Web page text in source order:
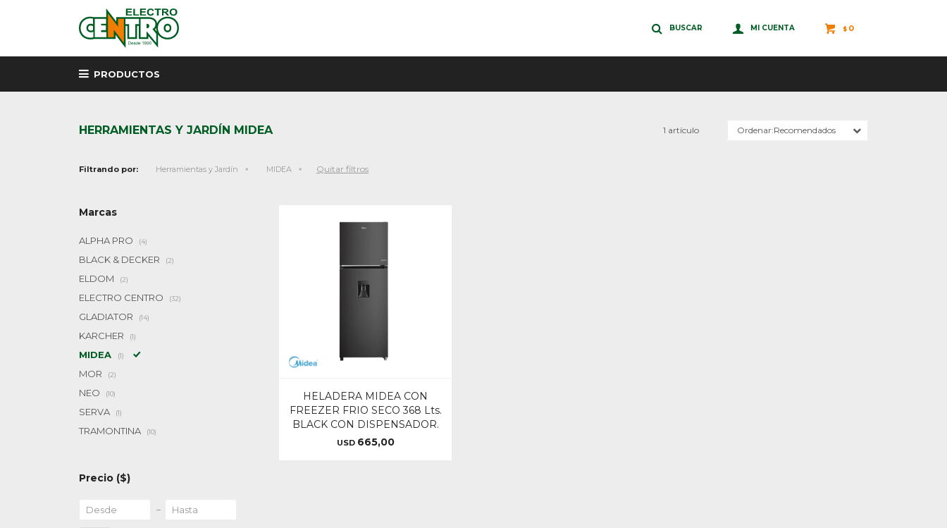
PRODUCTOS
$ 0
HERRAMIENTAS Y JARDÍN MIDEA 1 artículo Recomendados
Filtrando por: Herramientas y Jardín MIDEA Quitar filtros
HELADERA MIDEA CON
FREEZER FRIO SECO 368 Lts.
BLACK CON DISPENSADOR.
USD 665,00
Marcas
ALPHA PRO (4)
BLACK & DECKER (2)
ELDOM (2)
ELECTRO CENTRO (32)
GLADIATOR (14)
KARCHER (1)
MIDEA (1)
MOR (2)
NEO (10)
SERVA (1)
TRAMONTINA (10)
Precio ($)